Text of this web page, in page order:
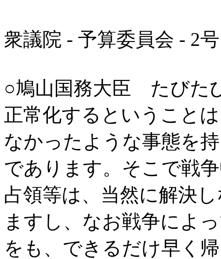
衆議院 - 予算委員会 - 2
○鳩山国務大臣 たびた
正常化するということ
なかったような事態を
であります。そこで戦
占領等は、当然に解決
ますし、なお戦争によ
をも、できるだけ早く